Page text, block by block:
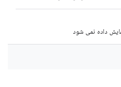
داده نمی شود